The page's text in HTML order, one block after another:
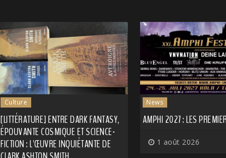
Culture
[LITTÉRATURE] ENTRE DARK FANTASY,
ÉPOUVANTE COSMIQUE ET SCIENCE-
FICTION : L'ŒUVRE INQUIÉTANTE DE
News
AMPHI 2027 : LES
1 août 2026